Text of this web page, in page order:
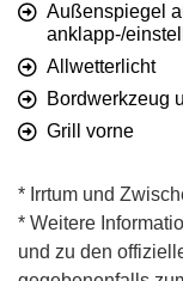
Außenspiegel
anklapp-/
Allwetterlicht
Bordwerkzeug
Grill vorne
* Irrtum und
* Weitere
und zu den